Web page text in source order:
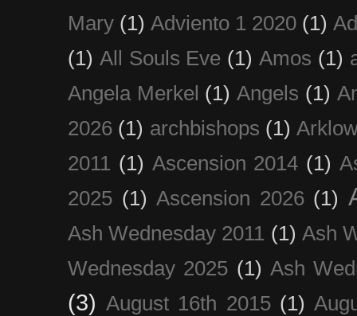
Mary (1) Adviento 1 2020 (1)
(1) All Souls Eve (1) Amos (1)
Angela Merkel (1) Angels (1)
2026 (1) archbishops (1)
2011 (1) Ascension 2014 (1)
2025 (1) Ascension 2026 (1)
Ash Wednesday 2011 (1) Ash
Wednesday 2025 (1) Ash
(3) August 16th 2015 (1)